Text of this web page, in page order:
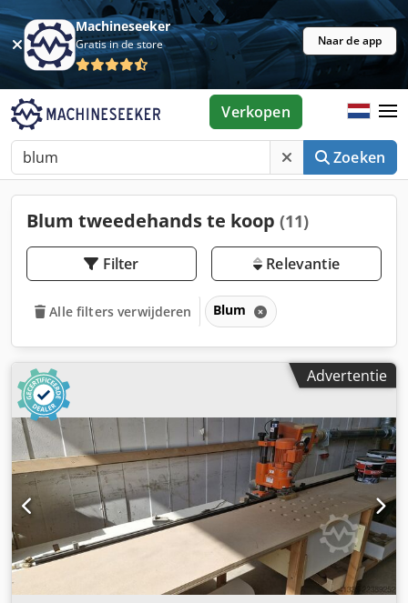
Machineseeker
Gratis in de store Naar de app
Zoeken
Verkopen
Blum tweedehands te koop (11)
Filter Relevantie
Alle filters verwijderen Blum
Advertentie